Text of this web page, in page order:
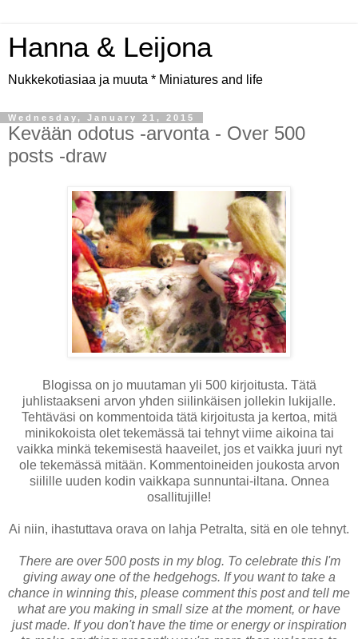
Hanna & Leijona
Nukkekotiasiaa ja muuta * Miniatures and life
Wednesday, January 21, 2015
Kevään odotus -arvonta - Over 500
posts -draw
Blogissa on jo muutaman yli 500 kirjoitusta. Tätä
juhlistaakseni arvon yhden siilinkäisen jollekin lukijalle.
Tehtäväsi on kommentoida tätä kirjoitusta ja kertoa, mitä
minikokoista olet tekemässä tai tehnyt viime aikoina tai
vaikka minkä tekemisestä haaveilet, jos et vaikka juuri nyt
ole tekemässä mitään. Kommentoineiden joukosta arvon
siilille uuden kodin vaikkapa sunnuntai-iltana. Onnea
osallitujille!
Ai niin, ihastuttava orava on lahja Petralta, sitä en ole tehnyt.
There are over 500 posts in my blog. To celebrate this I'm
giving away one of the hedgehogs. If you want to take a
chance in winning this, please comment this post and tell me
what are you making in small size at the moment, or have
just made. If you don't have the time or energy or inspiration